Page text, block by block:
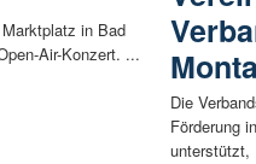
in Bad
Air-Konzert. ...
Die
Förderung
unterstützt,